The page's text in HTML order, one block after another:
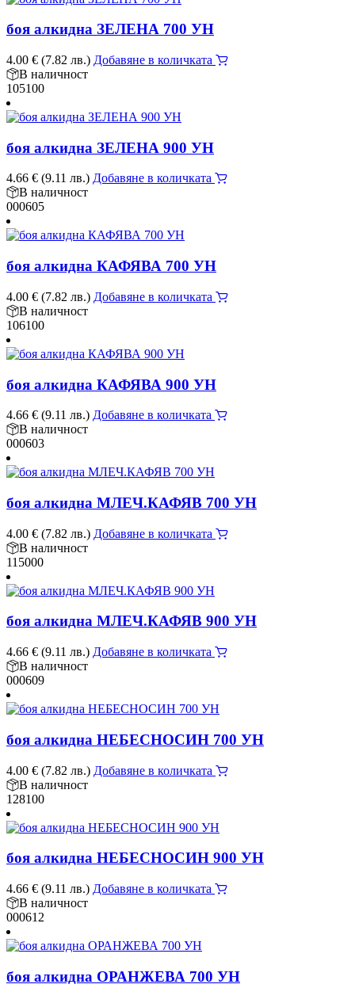
боя алкидна ЗЕЛЕНА 700 УН
4.00 € (7.82 лв.) Добавяне в количката
В наличност
105100
боя алкидна ЗЕЛЕНА 900 УН
4.66 € (9.11 лв.) Добавяне в количката
В наличност
000605
боя алкидна КАФЯВА 700 УН
4.00 € (7.82 лв.) Добавяне в количката
В наличност
106100
боя алкидна КАФЯВА 900 УН
4.66 € (9.11 лв.) Добавяне в количката
В наличност
000603
боя алкидна МЛЕЧ.КАФЯВ 700 УН
4.00 € (7.82 лв.) Добавяне в количката
В наличност
115000
боя алкидна МЛЕЧ.КАФЯВ 900 УН
4.66 € (9.11 лв.) Добавяне в количката
В наличност
000609
боя алкидна НЕБЕСНОСИН 700 УН
4.00 € (7.82 лв.) Добавяне в количката
В наличност
128100
боя алкидна НЕБЕСНОСИН 900 УН
4.66 € (9.11 лв.) Добавяне в количката
В наличност
000612
боя алкидна ОРАНЖЕВА 700 УН